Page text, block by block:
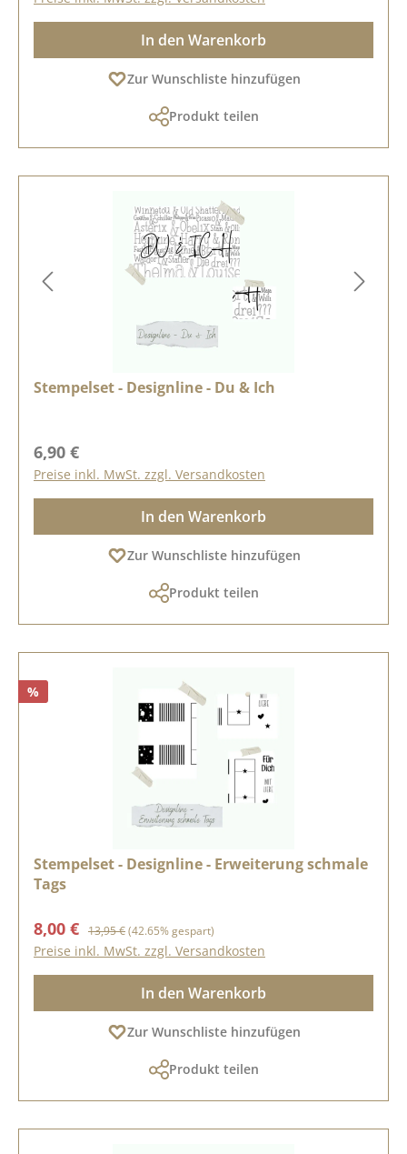
In den Warenkorb
Zur Wunschliste hinzufügen
Produkt teilen
Stempelset - Designline - Du & Ich
Regulärer Preis:
6,90 €
Preise inkl. MwSt. zzgl. Versandkosten
In den Warenkorb
Zur Wunschliste hinzufügen
Produkt teilen
%
Stempelset - Designline - Erweiterung schmale
Tags
Verkaufspreis:
8,00 € Regulärer Preis:
13,95 €(42.65% gespart)
Preise inkl. MwSt. zzgl. Versandkosten
In den Warenkorb
Zur Wunschliste hinzufügen
Produkt teilen